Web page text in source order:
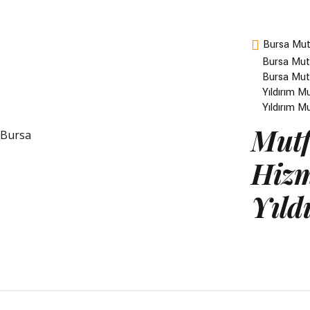
Bursa
Bursa
Bursa
Yıldırım
Yıldırım